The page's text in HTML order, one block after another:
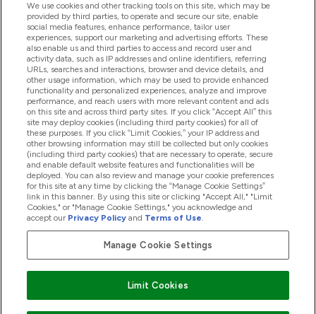
Hilfe Und Informationen
Produkte
Unternehmensinformationen
Angebote
2026 The Hut.com Ltd
We use cookies and other tracking tools on this site, which may be
provided by third parties, to operate and secure our site, enable
social media features, enhance performance, tailor user
experiences, support our marketing and advertising efforts. These
also enable us and third parties to access and record user and
activity data, such as IP addresses and online identifiers, referring
URLs, searches and interactions, browser and device details, and
other usage information, which may be used to provide enhanced
functionality and personalized experiences, analyze and improve
performance, and reach users with more relevant content and ads
on this site and across third party sites. If you click “Accept All” this
site may deploy cookies (including third party cookies) for all of
these purposes. If you click “Limit Cookies,” your IP address and
other browsing information may still be collected but only cookies
(including third party cookies) that are necessary to operate, secure
and enable default website features and functionalities will be
deployed. You can also review and manage your cookie preferences
for this site at any time by clicking the “Manage Cookie Settings”
link in this banner. By using this site or clicking "Accept All," "Limit
Cookies," or "Manage Cookie Settings," you acknowledge and
accept our Privacy Policy and Terms of Use.
Manage Cookie Settings
Limit Cookies